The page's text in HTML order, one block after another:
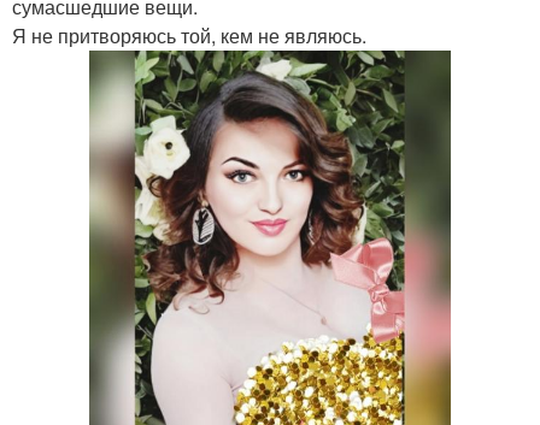
сумасшедшие вещи.
Я не притворяюсь той, кем не являюсь.